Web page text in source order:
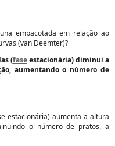
empacotada em relação ao
(van Deemter)?
(faseestacionária) diminui a
aumentando o número de
estacionária) aumenta a altura
o número de pratos, a